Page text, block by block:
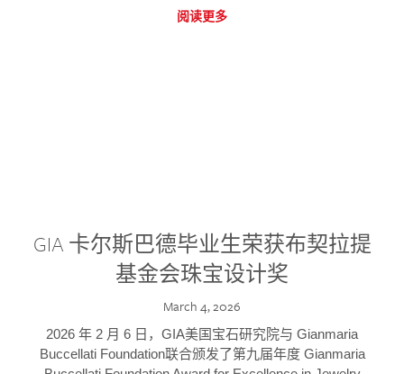
阅读更多
GIA 卡尔斯巴德毕业生荣获布契拉提
基金会珠宝设计奖
March 4, 2026
2026 年 2 月 6 日，GIA美国宝石研究院与 Gianmaria
Buccellati Foundation联合颁发了第九届年度 Gianmaria